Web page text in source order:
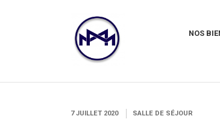
NOS
7 JUILLET 2020 SALLE DE SÉJOUR